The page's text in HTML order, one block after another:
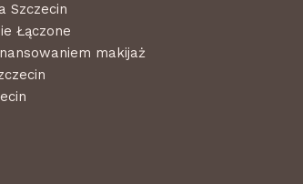
Szczecin
Łączone
makijaż